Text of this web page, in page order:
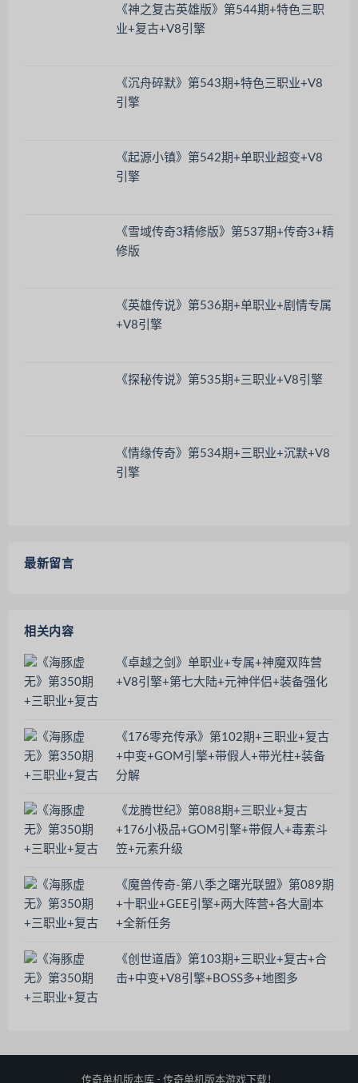
《神之复古英雄版》第544期+特色三职
业+复古+V8引擎
《沉舟碎默》第543期+特色三职业+V8
引擎
《起源小镇》第542期+单职业超变+V8
引擎
《雪域传奇3精修版》第537期+传奇3+精
修版
《英雄传说》第536期+单职业+剧情专属
+V8引擎
《探秘传说》第535期+三职业+V8引擎
《情缘传奇》第534期+三职业+沉默+V8
引擎
最新留言
相关内容
《卓越之剑》单职业+专属+神魔双阵营
+V8引擎+第七大陆+元神伴侣+装备强化
《176零充传承》第102期+三职业+复古
+中变+GOM引擎+带假人+带光柱+装备
分解
《龙腾世纪》第088期+三职业+复古
+176小极品+GOM引擎+带假人+毒素斗
笠+元素升级
《魔兽传奇-第八季之曙光联盟》第089期
+十职业+GEE引擎+两大阵营+各大副本
+全新任务
《创世道盾》第103期+三职业+复古+合
击+中变+V8引擎+BOSS多+地图多
传奇单机版本库 - 传奇单机版本游戏下载！